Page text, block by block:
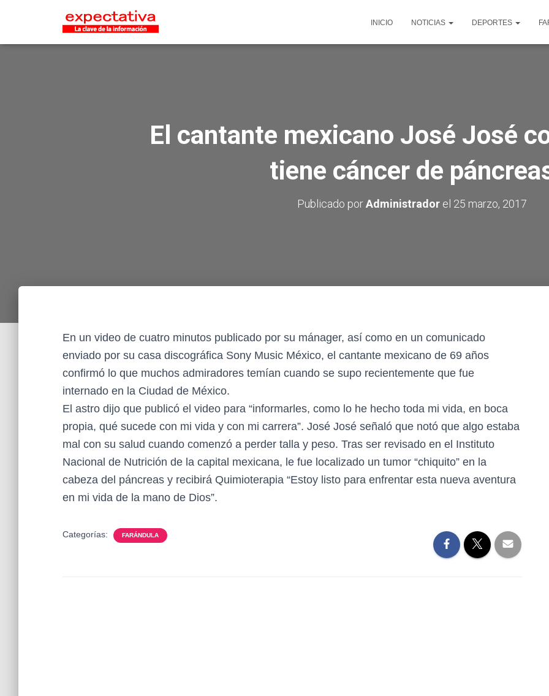
INICIO NOTICIAS DEPORTES
El cantante mexicano José José
tiene cáncer de
Publicado porAdministradorel 25 marzo, 2017
En un video de cuatro minutos publicado por su mánager, así como en un comunicado
enviado por su casa discográfica Sony Music México, el cantante mexicano de 69 años
confirmó lo que muchos admiradores temían cuando se supo recientemente que fue
internado en la Ciudad de México.
El astro dijo que publicó el video para “informarles, como lo he hecho toda mi vida, en boca
propia, qué sucede con mi vida y con mi carrera”. José José señaló que notó que algo estaba
mal con su salud cuando comenzó a perder talla y peso. Tras ser revisado en el Instituto
Nacional de Nutrición de la capital mexicana, le fue localizado un tumor “chiquito” en la
cabeza del páncreas y recibirá Quimioterapia “Estoy listo para enfrentar esta nueva aventura
en mi vida de la mano de Dios”.
Categorías: FARÁNDULA